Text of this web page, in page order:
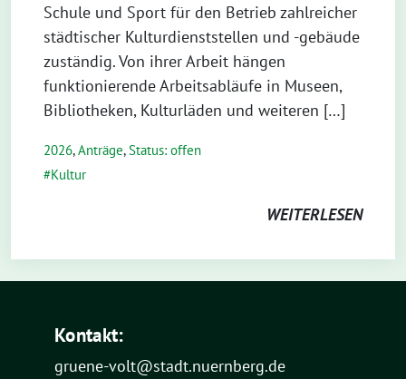
Schule und Sport für den Betrieb zahlreicher
städtischer Kulturdienststellen und -gebäude
zuständig. Von ihrer Arbeit hängen
funktionierende Arbeitsabläufe in Museen,
Bibliotheken, Kulturläden und weiteren […]
2026,Anträge,Status: offen
Kultur
WEITERLESEN
Kontakt:
gruene-volt@stadt.nuernberg.de